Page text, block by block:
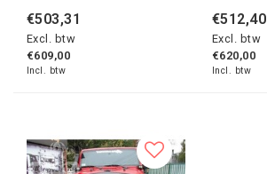
€503,31
Excl. btw
€609,00
Incl. btw
€512,40
Excl. btw
€620,00
Incl. btw